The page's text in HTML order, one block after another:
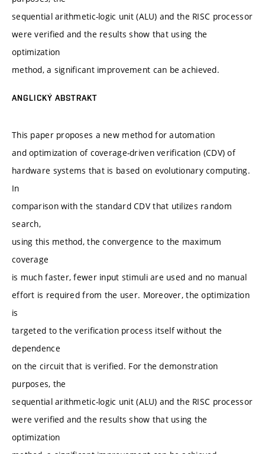
sequential arithmetic-logic unit (ALU) and the RISC processor
were verified and the results show that using the
optimization
method, a significant improvement can be achieved.
ANGLICKÝ ABSTRAKT
This paper proposes a new method for automation
and optimization of coverage-driven verification (CDV) of
hardware systems that is based on evolutionary computing.
In
comparison with the standard CDV that utilizes random
search,
using this method, the convergence to the maximum
coverage
is much faster, fewer input stimuli are used and no manual
effort is required from the user. Moreover, the optimization
is
targeted to the verification process itself without the
dependence
on the circuit that is verified. For the demonstration
purposes, the
sequential arithmetic-logic unit (ALU) and the RISC processor
were verified and the results show that using the
optimization